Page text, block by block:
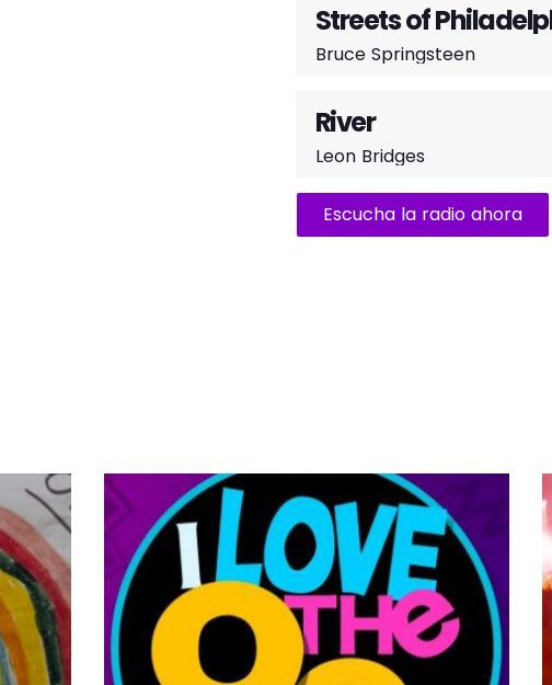
Streets of
Bruce Springsteen
River
Leon Bridges
Escucha la radio ahora